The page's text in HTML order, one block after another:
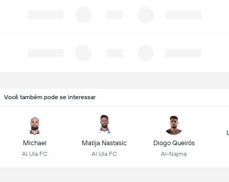
Você também pode se interessar
Michael
Al Ula FC
Matija Nastasic
Al Ula FC
Diogo Queirós
Al-Najma